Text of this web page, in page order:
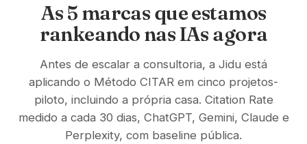
As 5 marcas que estamos
rankeando nas IAs agora
Antes de escalar a consultoria, a Jidu está
aplicando o Método CITAR em cinco projetos-
piloto, incluindo a própria casa. Citation Rate
medido a cada 30 dias, ChatGPT, Gemini, Claude e
Perplexity, com baseline pública.